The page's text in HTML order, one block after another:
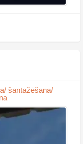
šantažēšana/